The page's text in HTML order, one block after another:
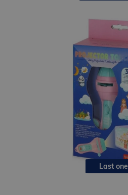
Last one